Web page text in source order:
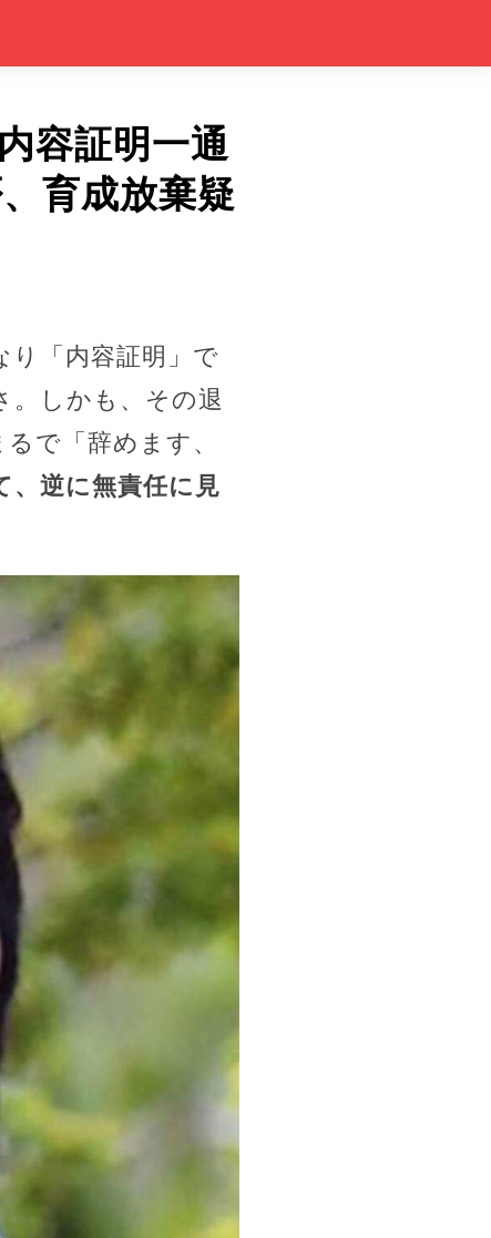
容証明一通
育成放棄疑
「内容証明」で
。しかも、その退
で「辞めます、
、逆に無責任に見